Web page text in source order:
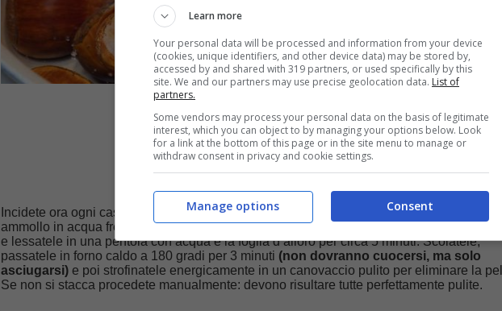
Incidete ora ogni castagna sulla parte bombata con un taglio orizzontale, poi lasciatele
ammollo in acqua fredda per circa mezz’ora. Successivamente
e lessatele in una pentola con acqua e la foglia d’alloro per circa 5 minuti. Scolatele,
passatele in forno caldo a 180 gradi per 3 minuti (non dovranno cuocersi, ma solo
asciugarsi) e poi strofinatele energicamente in un canovaccio pulito per eliminare la
Se non si stacca procedete manualmente: devono risultare tutte perfettamente pulite.
Learn more
Your personal data will be processed and information from your device
(cookies, unique identifiers, and other device data) may be stored by,
accessed by and shared with 319 partners, or used specifically by this
site. We and our partners may use precise geolocation data. List of
partners.
Some vendors may process your personal data on the basis of legitimate
interest, which you can object to by managing your options below. Look
for a link at the bottom of this page or in the site menu to manage or
withdraw consent in privacy and cookie settings.
Consent
Manage options